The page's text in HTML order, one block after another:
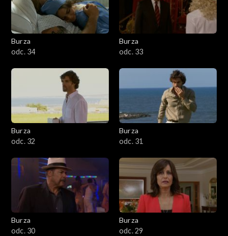
Burza
odc. 34
Burza
odc. 33
Burza
odc. 32
Burza
odc. 31
Burza
odc. 30
Burza
odc. 29